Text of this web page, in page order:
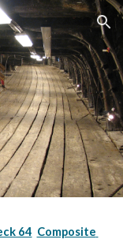
Skip to navigation
64 Composite